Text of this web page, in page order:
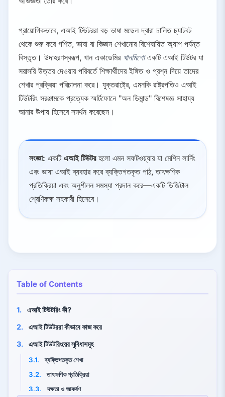
প্রায়োগিকভাবে, এআই টিউটররা বড় ভাষা মডেল দ্বারা চালিত চ্যাটবট
থেকে শুরু করে গণিত, ভাষা বা বিজ্ঞান শেখানোর বিশেষায়িত অ্যাপ পর্যন্ত
বিস্তৃত। উদাহরণস্বরূপ, খান একাডেমির খানমিগোএকটি এআই টিউটর যা
সরাসরি উত্তর দেওয়ার পরিবর্তে শিক্ষার্থীদের ইঙ্গিত ও প্রশ্ন দিয়ে তাদের
শেখার প্রক্রিয়া পরিচালনা করে। যুক্তরাষ্ট্রে, এমনকি রাষ্ট্রপতিও এআই
টিউটরিং সরঞ্জামকে প্রত্যেক স্মার্টফোনে "অন ডিমান্ড" বিশেষজ্ঞ সাহায্য
আনার উপায় হিসেবে সমর্থন করেছেন।
সংজ্ঞা: একটি এআই টিউটরহলো এমন সফটওয়্যার যা মেশিন লার্নিং
এবং ভাষা এআই ব্যবহার করে ব্যক্তিগতকৃত পাঠ, তাৎক্ষণিক
প্রতিক্রিয়া এবং অনুশীলন সমস্যা প্রদান করে—একটি ডিজিটাল
শ্রেণিকক্ষ সহকারী হিসেবে।
Table of Contents
1.
এআই টিউটরিং কী?
2.
এআই টিউটররা কীভাবে কাজ করে
3.
এআই টিউটরিংয়ের সুবিধাসমূহ
3.1.
ব্যক্তিগতকৃত শেখা
3.2.
তাৎক্ষণিক প্রতিক্রিয়া
3.3.
দক্ষতা ও আকর্ষণ